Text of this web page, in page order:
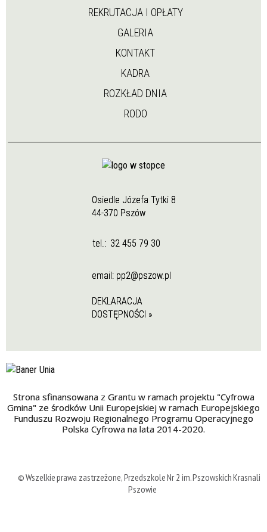
REKRUTACJA I OPŁATY
GALERIA
KONTAKT
KADRA
ROZKŁAD DNIA
RODO
Osiedle Józefa Tytki 8
44-370 Pszów
tel.: 32 455 79 30
email: pp2@pszow.pl
DEKLARACJA
DOSTĘPNOŚCI »
Strona sfinansowana z Grantu w ramach projektu "Cyfrowa
Gmina" ze środków Unii Europejskiej w ramach Europejskiego
Funduszu Rozwoju Regionalnego Programu Operacyjnego
Polska Cyfrowa na lata 2014-2020.
© Wszelkie prawa zastrzeżone, Przedszkole Nr 2 im. Pszowskich Krasnali w
Pszowie